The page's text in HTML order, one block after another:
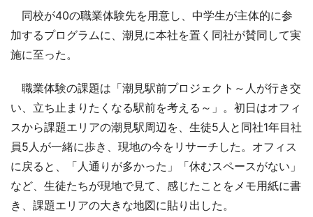
同校が40の職業体験先を用意し、中学生が主体的に参
加するプログラムに、潮見に本社を置く同社が賛同して実
施に至った。
職業体験の課題は「潮見駅前プロジェクト～人が行き交
い、立ち止まりたくなる駅前を考える～」。初日はオフィ
スから課題エリアの潮見駅周辺を、生徒5人と同社1年目社
員5人が一緒に歩き、現地の今をリサーチした。オフィス
に戻ると、「人通りが多かった」「休むスペースがない」
など、生徒たちが現地で見て、感じたことをメモ用紙に書
き、課題エリアの大きな地図に貼り出した。